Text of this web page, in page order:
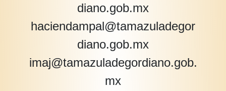
diano.gob.mx
haciendampal@tamazuladegor
diano.gob.mx
imaj@tamazuladegordiano.gob.
mx